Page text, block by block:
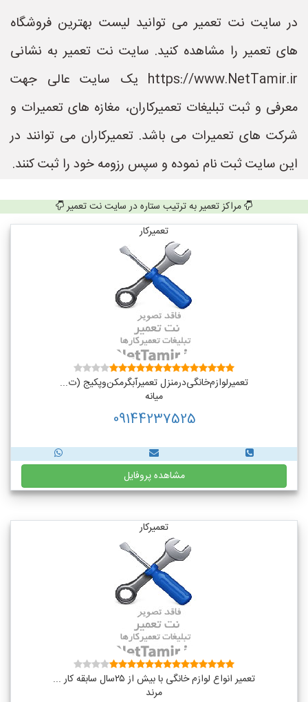
در سایت نت تعمیر می توانید لیست بهترین فروشگاه
های تعمیر را مشاهده کنید. سایت نت تعمیر به نشانی
https://www.NetTamir.ir یک سایت عالی جهت
معرفی و ثبت تبلیغات تعمیرکاران، مغازه های تعمیرات و
شرکت های تعمیرات می باشد. تعمیرکاران می توانند در
این سایت ثبت نام نموده و سپس رزومه خود را ثبت کنند.
مراکز تعمیر به ترتیب ستاره در سایت نت تعمیر
تعمیرکار
تعمیر‌لوازم‌‌خانگی‌در‌منزل‌ تعمیر‌آبگرمکن‌وپکیج (ت...
میانه
09144237525
مشاهده پروفایل
تعمیرکار
تعمیر انواع لوازم خانگی با بیش از ۲۵سال سابقه کار ...
مرند